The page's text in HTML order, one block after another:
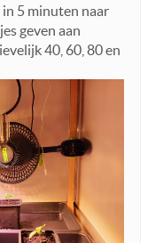
in 5 minuten naar
geven aan
40, 60, 80 en